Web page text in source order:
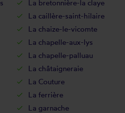
La bretonnière-la claye
La caillère-saint-hilaire
La chaize-le-vicomte
La chapelle-aux-lys
La chapelle-palluau
La châtaigneraie
La Couture
La ferrière
La garnache